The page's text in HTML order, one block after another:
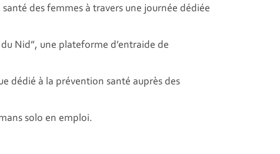
des femmes à travers une journée dédiée
Nid”, une plateforme d’entraide de
dédié à la prévention santé auprès des
solo en emploi.